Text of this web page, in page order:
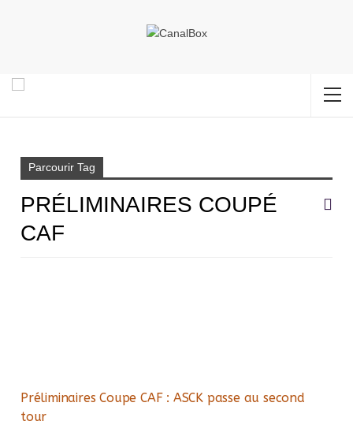
Parcourir Tag
PRÉLIMINAIRES COUPÉ
CAF
Préliminaires Coupe CAF : ASCK passe au second
tour